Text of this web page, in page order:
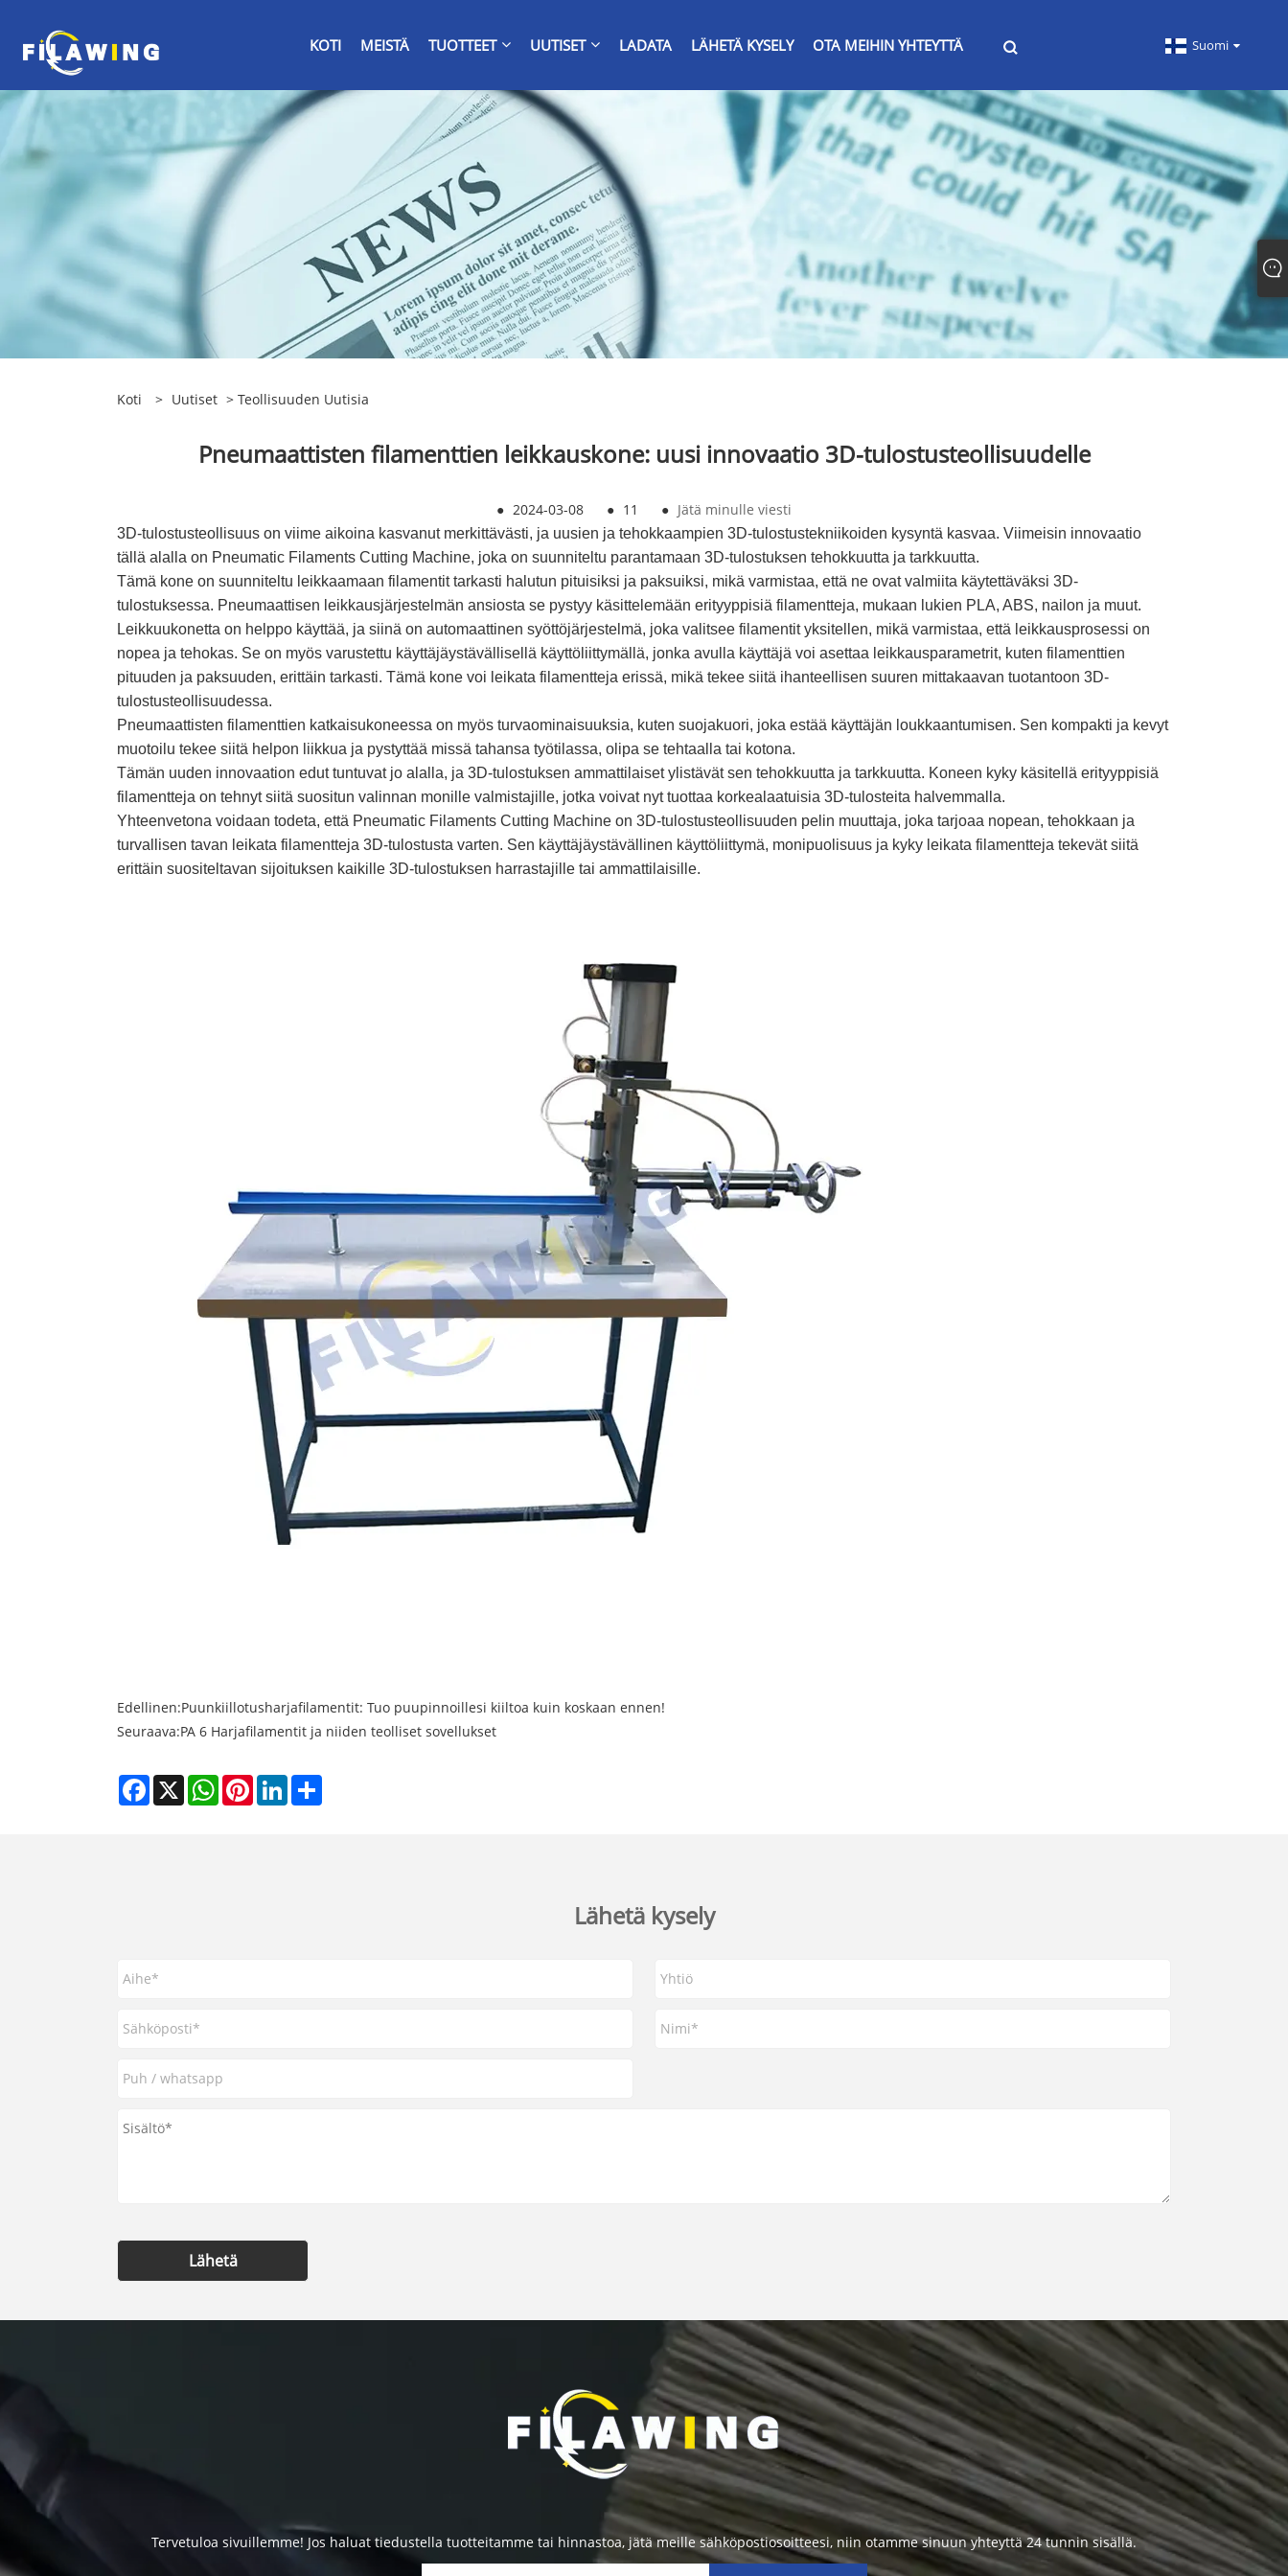
KOTI MEISTÄ TUOTTEET UUTISET LADATA LÄHETÄ KYSELY OTA MEIHIN YHTEYTTÄ Suomi
Koti > Uutiset > Teollisuuden Uutisia
Pneumaattisten filamenttien leikkauskone: uusi innovaatio 3D-tulostusteollisuudelle
● 2024-03-08 ● 11 ● Jätä minulle viesti
3D-tulostusteollisuus on viime aikoina kasvanut merkittävästi, ja uusien ja tehokkaampien 3D-tulostustekniikoiden kysyntä kasvaa. Viimeisin innovaatio
tällä alalla on Pneumatic Filaments Cutting Machine, joka on suunniteltu parantamaan 3D-tulostuksen tehokkuutta ja tarkkuutta.
Tämä kone on suunniteltu leikkaamaan filamentit tarkasti halutun pituisiksi ja paksuiksi, mikä varmistaa, että ne ovat valmiita käytettäväksi 3D-
tulostuksessa. Pneumaattisen leikkausjärjestelmän ansiosta se pystyy käsittelemään erityyppisiä filamentteja, mukaan lukien PLA, ABS, nailon ja muut.
Leikkuukonetta on helppo käyttää, ja siinä on automaattinen syöttöjärjestelmä, joka valitsee filamentit yksitellen, mikä varmistaa, että leikkausprosessi on
nopea ja tehokas. Se on myös varustettu käyttäjäystävällisellä käyttöliittymällä, jonka avulla käyttäjä voi asettaa leikkausparametrit, kuten filamenttien
pituuden ja paksuuden, erittäin tarkasti. Tämä kone voi leikata filamentteja erissä, mikä tekee siitä ihanteellisen suuren mittakaavan tuotantoon 3D-
tulostusteollisuudessa.
Pneumaattisten filamenttien katkaisukoneessa on myös turvaominaisuuksia, kuten suojakuori, joka estää käyttäjän loukkaantumisen. Sen kompakti ja kevyt
muotoilu tekee siitä helpon liikkua ja pystyttää missä tahansa työtilassa, olipa se tehtaalla tai kotona.
Tämän uuden innovaation edut tuntuvat jo alalla, ja 3D-tulostuksen ammattilaiset ylistävät sen tehokkuutta ja tarkkuutta. Koneen kyky käsitellä erityyppisiä
filamentteja on tehnyt siitä suositun valinnan monille valmistajille, jotka voivat nyt tuottaa korkealaatuisia 3D-tulosteita halvemmalla.
Yhteenvetona voidaan todeta, että Pneumatic Filaments Cutting Machine on 3D-tulostusteollisuuden pelin muuttaja, joka tarjoaa nopean, tehokkaan ja
turvallisen tavan leikata filamentteja 3D-tulostusta varten. Sen käyttäjäystävällinen käyttöliittymä, monipuolisuus ja kyky leikata filamentteja tekevät siitä
erittäin suositeltavan sijoituksen kaikille 3D-tulostuksen harrastajille tai ammattilaisille.
Edellinen:Puunkiillotusharjafilamentit: Tuo puupinnoillesi kiiltoa kuin koskaan ennen!
Seuraava:PA 6 Harjafilamentit ja niiden teolliset sovellukset
Facebook
X WhatsAppPinterestLinkedIn
Lähetä kysely
Lähetä
Tervetuloa sivuillemme! Jos haluat tiedustella tuotteitamme tai hinnastoa, jätä meille sähköpostiosoitteesi, niin otamme sinuun yhteyttä 24 tunnin sisällä.